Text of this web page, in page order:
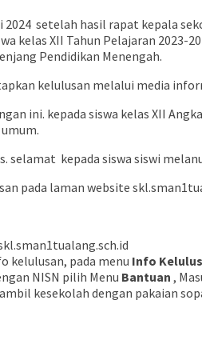
2024 setelah hasil rapat kepala
kelas XII Tahun Pelajaran 2023-
Pendidikan Menengah.
kelulusan melalui media
ini. kepada siswa kelas XII
selamat kepada siswa siswi
pada laman website
kelulusan, pada menu Info
NISN pilih Menu Bantuan ,
kesekolah dengan pakaian